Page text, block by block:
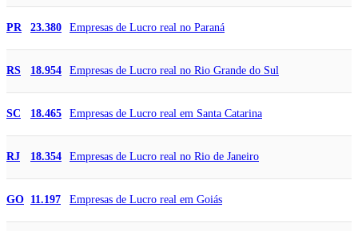
PR 23.380 Empresas de Lucro real no Paraná
RS 18.954 Empresas de Lucro real no Rio Grande do Sul
SC 18.465 Empresas de Lucro real em Santa Catarina
RJ 18.354 Empresas de Lucro real no Rio de Janeiro
GO 11.197 Empresas de Lucro real em Goiás